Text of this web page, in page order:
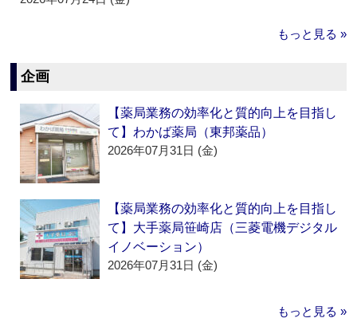
もっと見る »
企画
【薬局業務の効率化と質的向上を目指し
て】わかば薬局（東邦薬品）
2026年07月31日 (金)
【薬局業務の効率化と質的向上を目指し
て】大手薬局笹崎店（三菱電機デジタル
イノベーション）
2026年07月31日 (金)
もっと見る »